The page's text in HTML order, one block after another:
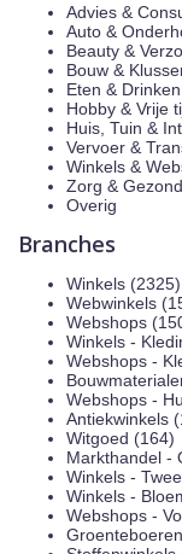
Advies &
Auto &
Beauty &
Bouw &
Eten & Drinken
Hobby & Vrije
Huis, Tuin &
Vervoer &
Winkels &
Zorg &
Overig
Branches
Winkels (2325)
Webwinkels
Webshops
Winkels -
Webshops -
Webshops -
Antiekwinkels
Witgoed (164)
Markthandel -
Winkels -
Winkels -
Webshops -